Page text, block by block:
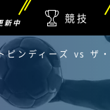
新中 競技
ピンディーズ vs ザ